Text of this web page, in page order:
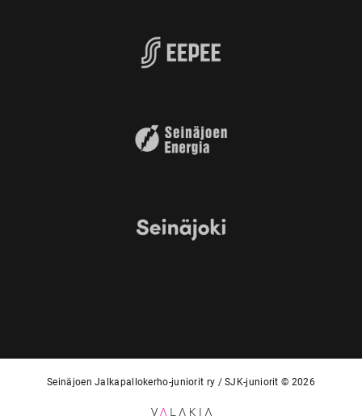
Seinäjoen Jalkapallokerho-juniorit ry / SJK-juniorit © 2026